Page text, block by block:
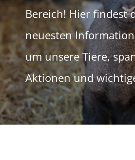
Bereich! Hier findest
neuesten
um unsere Tiere,
Aktionen und